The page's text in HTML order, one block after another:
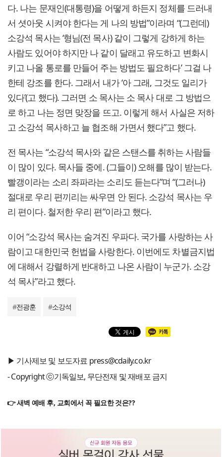
다. 나는 문재인(대통령)을 어떻게 하든지 정체를 드러내
서 셧아웃 시켜야 한다는 게 나의 방법”이라며 “(그런데)
소강석 목사는 ‘형님(전 목사) 같이 그렇게 강하게 하는
사람도 있어야 하지만 나 같이 달래고 유도하고 변화시
키고 나올 통로를 만들어 주는 방법도 필요하다’ 그걸 나
한테 강조를 한다. 그래서 내가 ‘아 그래, 그것도 일리가
있다’(고 했다). 그러면 소 목사는 소 목사 대로 그 방법으
로 하고 나는 정면 맞장을 뜨고. 이렇게 해서 사실은 저하
고 소강석 목사하고 늘 협조해 가면서 했다”고 했다.
전 목사는 “소강석 목사와 같은 스탠스를 취하는 사람들
이 많이 있다. 목사들 중에. (그들이) 오해를 많이 받는다.
빨갱이라는 소리 좌파라는 소리도 듣는다”며 “(그러나)
절대로 우리 편끼리는 싸우면 안 된다. 소강석 목사는 우
리 편이다. 철저한 우리 편”이라고 했다.
이어 “소강석 목사는 숨겨진 우파다. 국가를 사랑하는 사
람이고 대한민국 헌법을 사랑한다. 이번에도 차별금지법
에 대해서 강렬하게 반대하고 나온 사람이 누군가. 소강
석 목사”라고 했다.
#전광훈 #소강석
▶ 기사제보 및 보도자료 press@cdaily.co.kr
- Copyright ⓒ기독일보, 무단전재 및 재배포 금지
👉 새벽 예배 후, 교회에서 꼭 필요한 것은??